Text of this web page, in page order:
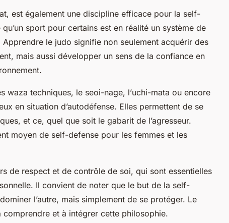
est également une discipline efficace pour la self-
sport pour certains est en réalité un système de
le judo signifie non seulement acquérir des
mais aussi développer un sens de la confiance en
waza techniques, le seoi-nage, l’uchi-mata ou encore
en situation d’autodéfense. Elles permettent de se
et ce, quel que soit le gabarit de l’agresseur.
moyen de self-defense pour les femmes et les
de respect et de contrôle de soi, qui sont essentielles
Il convient de noter que le but de la self-
l’autre, mais simplement de se protéger. Le
et à intégrer cette philosophie.